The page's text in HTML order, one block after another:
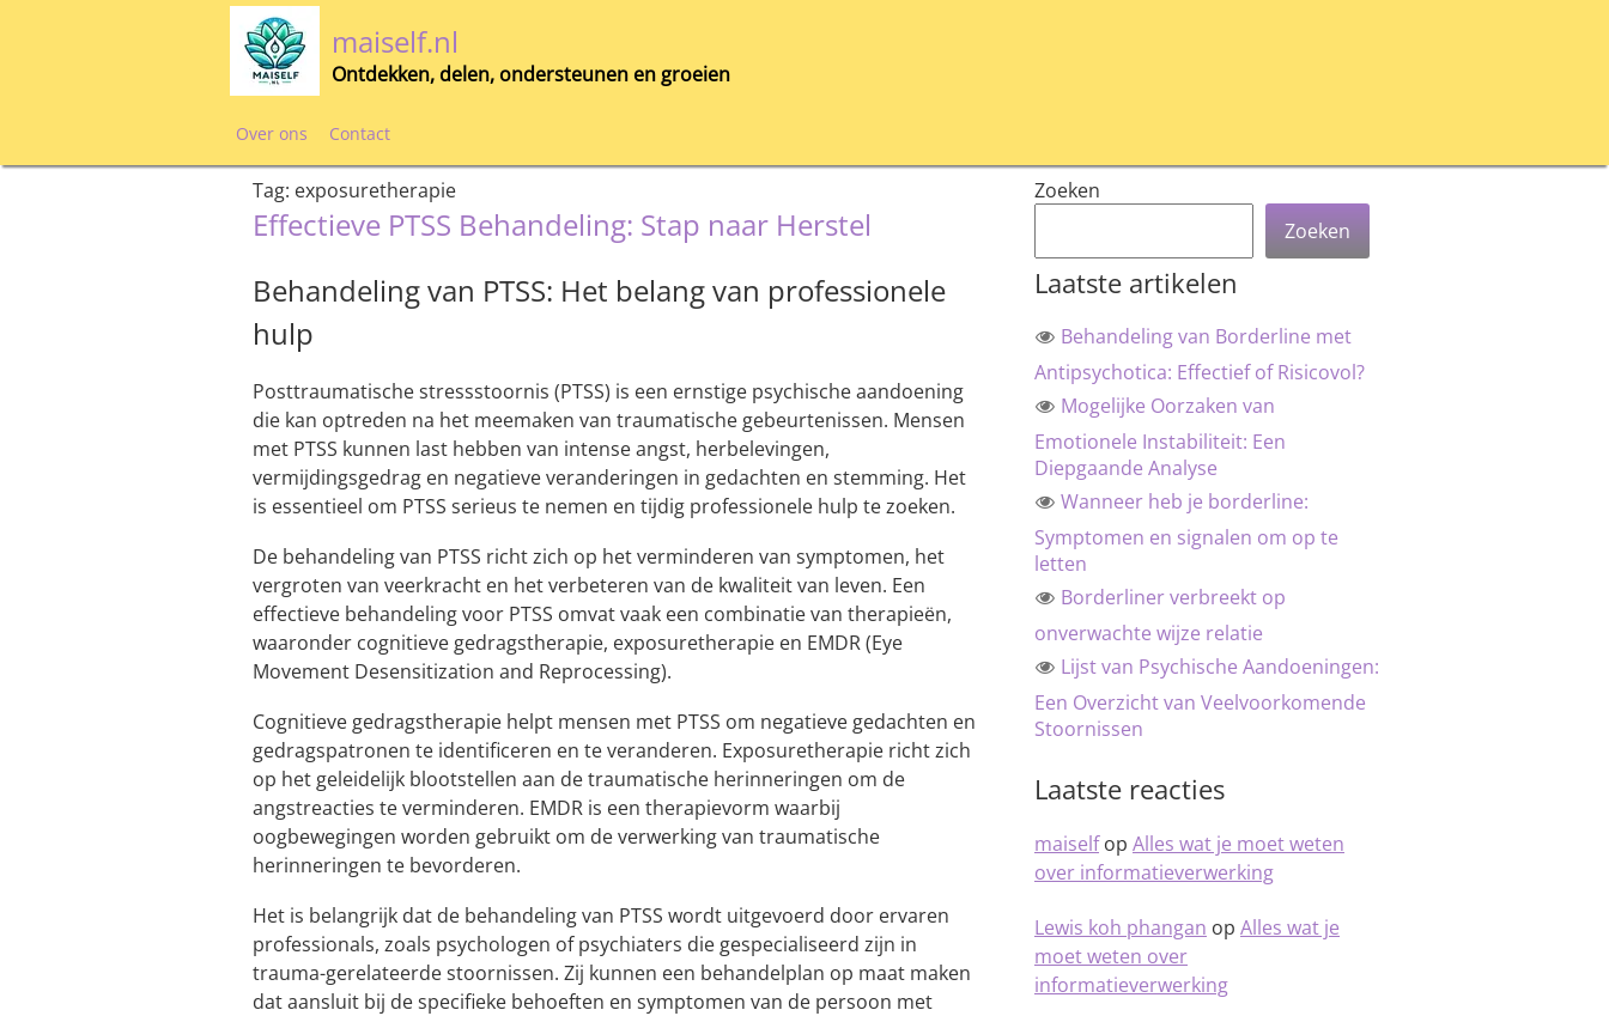
maiself.nl
Ontdekken, delen, ondersteunen en groeien
Over ons Contact
Tag: exposuretherapie
Effectieve PTSS Behandeling: Stap naar Herstel
Behandeling van PTSS: Het belang van professionele
hulp
Posttraumatische stressstoornis (PTSS) is een ernstige psychische aandoening
die kan optreden na het meemaken van traumatische gebeurtenissen. Mensen
met PTSS kunnen last hebben van intense angst, herbelevingen,
vermijdingsgedrag en negatieve veranderingen in gedachten en stemming. Het
is essentieel om PTSS serieus te nemen en tijdig professionele hulp te zoeken.
De behandeling van PTSS richt zich op het verminderen van symptomen, het
vergroten van veerkracht en het verbeteren van de kwaliteit van leven. Een
effectieve behandeling voor PTSS omvat vaak een combinatie van therapieën,
waaronder cognitieve gedragstherapie, exposuretherapie en EMDR (Eye
Movement Desensitization and Reprocessing).
Cognitieve gedragstherapie helpt mensen met PTSS om negatieve gedachten en
gedragspatronen te identificeren en te veranderen. Exposuretherapie richt zich
op het geleidelijk blootstellen aan de traumatische herinneringen om de
angstreacties te verminderen. EMDR is een therapievorm waarbij
oogbewegingen worden gebruikt om de verwerking van traumatische
herinneringen te bevorderen.
Het is belangrijk dat de behandeling van PTSS wordt uitgevoerd door ervaren
professionals, zoals psychologen of psychiaters die gespecialiseerd zijn in
trauma-gerelateerde stoornissen. Zij kunnen een behandelplan op maat maken
dat aansluit bij de specifieke behoeften en symptomen van de persoon met
Zoeken
Zoeken
Laatste artikelen
Behandeling van Borderline met
Antipsychotica: Effectief of Risicovol?
Mogelijke Oorzaken van
Emotionele Instabiliteit: Een
Diepgaande Analyse
Wanneer heb je borderline:
Symptomen en signalen om op te
letten
Borderliner verbreekt op
onverwachte wijze relatie
Lijst van Psychische Aandoeningen:
Een Overzicht van Veelvoorkomende
Stoornissen
Laatste reacties
maiselfop Alles wat je moet weten
over informatieverwerking
Lewis koh phangan op Alles wat je
moet weten over
informatieverwerking